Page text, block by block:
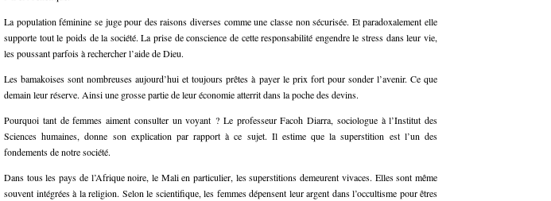
La population féminine se juge pour des raisons diverses comme une classe non sécurisée. Et paradoxalement elle
supporte tout le poids de la société. La prise de conscience de cette responsabilité engendre le stress dans leur vie,
les poussant parfois à rechercher l’aide de Dieu.
Les bamakoises sont nombreuses aujourd’hui et toujours prêtes à payer le prix fort pour sonder l’avenir. Ce que
demain leur réserve. Ainsi une grosse partie de leur économie atterrit dans la poche des devins.
Pourquoi tant de femmes aiment consulter un voyant ? Le professeur Facoh Diarra, sociologue à l’Institut des
Sciences humaines, donne son explication par rapport à ce sujet. Il estime que la superstition est l’un des
fondements de notre société.
Dans tous les pays de l’Afrique noire, le Mali en particulier, les superstitions demeurent vivaces. Elles sont même
souvent intégrées à la religion. Selon le scientifique, les femmes dépensent leur argent dans l’occultisme pour êtres